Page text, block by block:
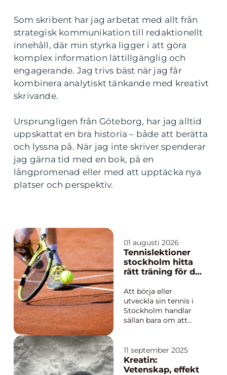
Som skribent har jag arbetat med allt från
strategisk kommunikation till redaktionellt
innehåll, där min styrka ligger i att göra
komplex information lättillgänglig och
engagerande. Jag trivs bäst när jag får
kombinera analytiskt tänkande med kreativt
skrivande.
Ursprungligen från Göteborg, har jag alltid
uppskattat en bra historia – både att berätta
och lyssna på. När jag inte skriver spenderar
jag gärna tid med en bok, på en
långpromenad eller med att upptäcka nya
platser och perspektiv.
01 augusti 2026
Tennislektioner
stockholm hitta
rätt träning för din
Att börja eller
utveckla sin tennis i
Stockholm handlar
sällan bara om att
tillbaka. För många
blir tennislektioner
Stockholm nyckeln till
11 september 2025
Kreatin:
Vetenskap, effekt